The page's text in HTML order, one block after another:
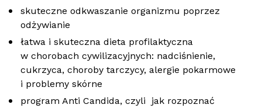
skuteczne odkwaszanie organizmu poprzez
odżywianie
łatwa i skuteczna dieta profilaktyczna
w chorobach cywilizacyjnych: nadciśnienie,
cukrzyca, choroby tarczycy, alergie pokarmowe
i problemy skórne
program Anti Candida, czyli jak rozpoznać